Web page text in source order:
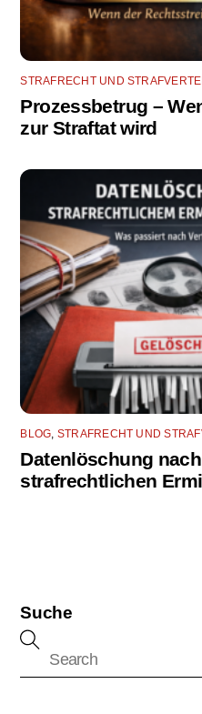
STRAFRECHT UND
Prozessbetrug –
zur Straftat wird
BLOG STRAFRECHT UND
Datenlöschung
strafrechtlichen
Suche